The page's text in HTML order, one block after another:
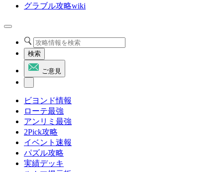
グラブル攻略wiki
検索
ご意見
ビヨンド情報
ローテ最強
アンリミ最強
2Pick攻略
イベント速報
パズル攻略
実績デッキ